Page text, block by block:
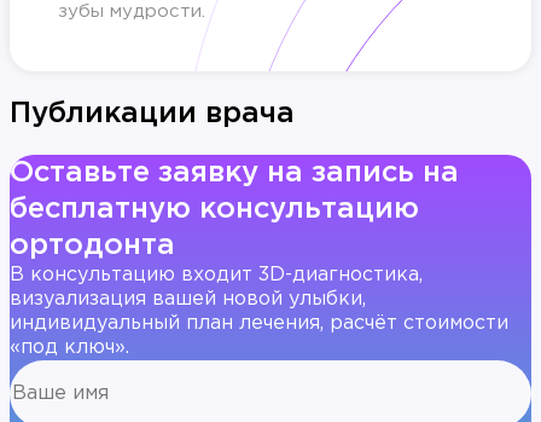
зубы мудрости.
Публикации врача
Оставьте заявку на запись на
бесплатную консультацию
ортодонта
В консультацию входит 3D-диагностика,
визуализация вашей новой улыбки,
индивидуальный план лечения, расчёт стоимости
«под ключ».